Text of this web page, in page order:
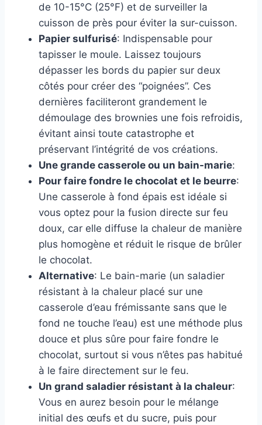
de 10-15°C (25°F) et de surveiller la
cuisson de près pour éviter la sur-cuisson.
Papier sulfurisé: Indispensable pour
tapisser le moule. Laissez toujours
dépasser les bords du papier sur deux
côtés pour créer des “poignées”. Ces
dernières faciliteront grandement le
démoulage des brownies une fois refroidis,
évitant ainsi toute catastrophe et
préservant l’intégrité de vos créations.
Une grande casserole ou un bain-marie:
Pour faire fondre le chocolat et le beurre:
Une casserole à fond épais est idéale si
vous optez pour la fusion directe sur feu
doux, car elle diffuse la chaleur de manière
plus homogène et réduit le risque de brûler
le chocolat.
Alternative: Le bain-marie (un saladier
résistant à la chaleur placé sur une
casserole d’eau frémissante sans que le
fond ne touche l’eau) est une méthode plus
douce et plus sûre pour faire fondre le
chocolat, surtout si vous n’êtes pas habitué
à le faire directement sur le feu.
Un grand saladier résistant à la chaleur:
Vous en aurez besoin pour le mélange
initial des œufs et du sucre, puis pour